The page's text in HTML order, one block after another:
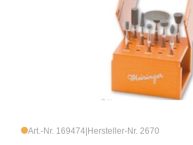
Art.-Nr. 169474 Hersteller-Nr. 2670